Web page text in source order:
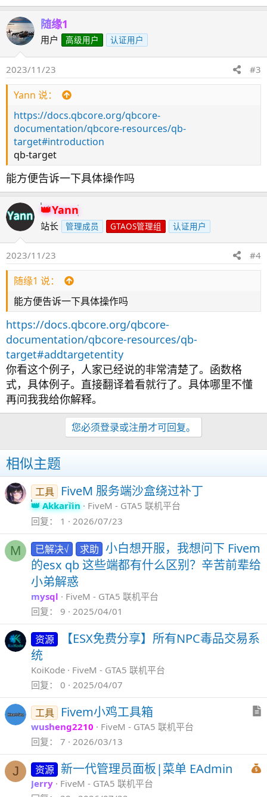
随缘1
用户 高级用户 认证用户
2023/11/23 #3
Yann 说：
https://docs.qbcore.org/qbcore-
documentation/qbcore-resources/qb-
target#introduction
qb-target
能方便告诉一下具体操作吗
Yann
站长 管理成员 GTAOS管理组 认证用户
2023/11/23 #4
随缘1 说：
能方便告诉一下具体操作吗
https://docs.qbcore.org/qbcore-
documentation/qbcore-resources/qb-
target#addtargetentity
你看这个例子，人家已经说的非常清楚了。函数格
式，具体例子。直接翻译着看就行了。具体哪里不懂
再问我我给你解释。
您必须登录或注册才可回复。
相似主题
工具 FiveM 服务端沙盒绕过补丁
Akkariin
FiveM - GTA5 联机平台
回复
1 2026/07/23
M 已解决√ 求助 小白想开服，我想问下 Fivem
的esx qb 这些端都有什么区别？辛苦前辈给
小弟解惑
mysql
FiveM - GTA5 联机平台
回复
9 2025/04/01
资源
【ESX免费分享】所有NPC毒品交易系
统
KoiKode
FiveM - GTA5 联机平台
回复
0 2025/04/07
工具 Fivem小鸡工具箱
wusheng2210
FiveM - GTA5 联机平台
回复
7 2026/03/13
J 资源 新一代管理员面板|菜单 EAdmin
Jerry
FiveM - GTA5 联机平台